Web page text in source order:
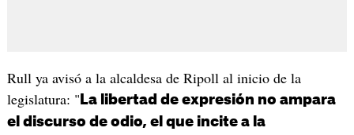
Rull ya avisó a la alcaldesa de Ripoll al inicio de la
legislatura: " La libertad de expresión no ampara
el discurso de odio, el que incite a la